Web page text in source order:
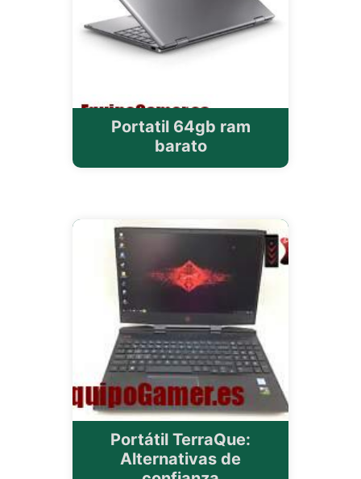
Portatil 64gb ram
barato
Portátil TerraQue:
Alternativas de